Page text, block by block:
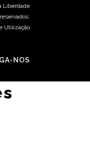
Liberdade
Utilização
NOS